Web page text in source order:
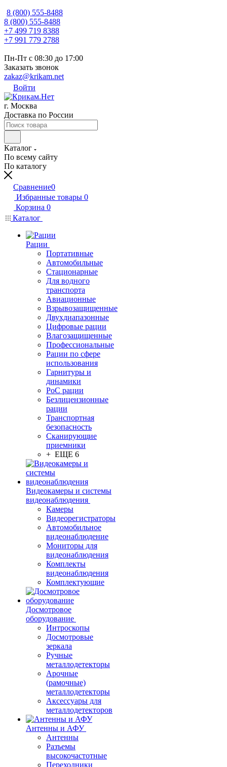
8 (800) 555-8488
8 (800) 555-8488
+7 499 719 8388
+7 991 779 2788
Пн-Пт с 08:30 до 17:00
Заказать звонок
zakaz@krikam.net
Войти
г. Москва
Доставка по России
Каталог
По всему сайту
По каталогу
Сравнение0
Избранные товары 0
Корзина 0
Каталог
Рации
Портативные
Автомобильные
Стационарные
Для водного
транспорта
Авиационные
Взрывозащищенные
Двухдиапазонные
Цифровые рации
Влагозащищенные
Профессиональные
Рации по сфере
использования
Гарнитуры и
динамики
PoC рации
Безлицензионные
рации
Транспортная
безопасность
Сканирующие
приемники
+ ЕЩЕ 6
Видеокамеры и системы
видеонаблюдения
Камеры
Видеорегистраторы
Автомобильное
видеонаблюдение
Мониторы для
видеонаблюдения
Комплекты
видеонаблюдения
Комплектующие
Досмотровое
оборудование
Интроскопы
Досмотровые
зеркала
Ручные
металлодетекторы
Арочные
(рамочные)
металлодетекторы
Аксессуары для
металлодетекторов
Антенны и АФУ
Антенны
Разъемы
высокочастотные
Переходники